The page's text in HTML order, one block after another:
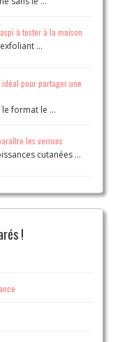
à tester à la maison
…
pour partager une
le format le …
les verrues
cutanées …
!